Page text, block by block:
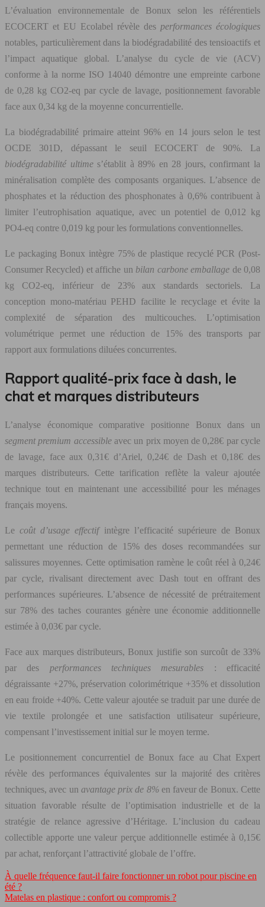
L’évaluation environnementale de Bonux selon les référentiels
ECOCERT et EU Ecolabel révèle des performances écologiques
notables, particulièrement dans la biodégradabilité des tensioactifs et
l’impact aquatique global. L’analyse du cycle de vie (ACV)
conforme à la norme ISO 14040 démontre une empreinte carbone
de 0,28 kg CO2-eq par cycle de lavage, positionnement favorable
face aux 0,34 kg de la moyenne concurrentielle.
La biodégradabilité primaire atteint 96% en 14 jours selon le test
OCDE 301D, dépassant le seuil ECOCERT de 90%. La
biodégradabilité ultimes’établit à 89% en 28 jours, confirmant la
minéralisation complète des composants organiques. L’absence de
phosphates et la réduction des phosphonates à 0,6% contribuent à
limiter l’eutrophisation aquatique, avec un potentiel de 0,012 kg
PO4-eq contre 0,019 kg pour les formulations conventionnelles.
Le packaging Bonux intègre 75% de plastique recyclé PCR (Post-
Consumer Recycled) et affiche un bilan carbone emballage de 0,08
kg CO2-eq, inférieur de 23% aux standards sectoriels. La
conception mono-matériau PEHD facilite le recyclage et évite la
complexité de séparation des multicouches. L’optimisation
volumétrique permet une réduction de 15% des transports par
rapport aux formulations diluées concurrentes.
Rapport qualité-prix face à dash, le
chat et marques distributeurs
L’analyse économique comparative positionne Bonux dans un
segment premium accessibleavec un prix moyen de 0,28€ par cycle
de lavage, face aux 0,31€ d’Ariel, 0,24€ de Dash et 0,18€ des
marques distributeurs. Cette tarification reflète la valeur ajoutée
technique tout en maintenant une accessibilité pour les ménages
français moyens.
Lecoût d’usage effectifintègre l’efficacité supérieure de Bonux
permettant une réduction de 15% des doses recommandées sur
salissures moyennes. Cette optimisation ramène le coût réel à 0,24€
par cycle, rivalisant directement avec Dash tout en offrant des
performances supérieures. L’absence de nécessité de prétraitement
sur 78% des taches courantes génère une économie additionnelle
estimée à 0,03€ par cycle.
Face aux marques distributeurs, Bonux justifie son surcoût de 33%
par des performances techniques mesurables : efficacité
dégraissante +27%, préservation colorimétrique +35% et dissolution
en eau froide +40%. Cette valeur ajoutée se traduit par une durée de
vie textile prolongée et une satisfaction utilisateur supérieure,
compensant l’investissement initial sur le moyen terme.
Le positionnement concurrentiel de Bonux face au Chat Expert
révèle des performances équivalentes sur la majorité des critères
techniques, avec un avantage prix de 8%en faveur de Bonux. Cette
situation favorable résulte de l’optimisation industrielle et de la
stratégie de relance agressive d’Héritage. L’inclusion du cadeau
collectible apporte une valeur perçue additionnelle estimée à 0,15€
par achat, renforçant l’attractivité globale de l’offre.
À quelle fréquence faut-il faire fonctionner un robot pour piscine en
été ?
Matelas en plastique : confort ou compromis ?